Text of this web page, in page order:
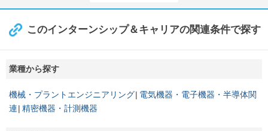
このインターンシップ＆キャリアの関連条件で探す
業種から探す
機械・プラントエンジニアリング 電気機器・電子機器・半導体関
連 精密機器・計測機器